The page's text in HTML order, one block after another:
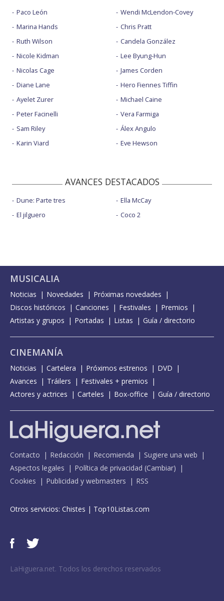
Paco León
Marina Hands
Ruth Wilson
Nicole Kidman
Nicolas Cage
Diane Lane
Ayelet Zurer
Peter Facinelli
Sam Riley
Karin Viard
Wendi McLendon-Covey
Chris Pratt
Candela González
Lee Byung-Hun
James Corden
Hero Fiennes Tiffin
Michael Caine
Vera Farmiga
Álex Angulo
Eve Hewson
AVANCES DESTACADOS
Dune: Parte tres
El jilguero
Ella McCay
Coco 2
MUSICALIA
Noticias Novedades
Próximas novedades
Discos históricos
Canciones Festivales
Premios
Artistas y grupos
Portadas Listas Guía / directorio
CINEMANÍA
Noticias Cartelera Próximos estrenos
DVD
Avances
Tráilers
Festivales + premios
Actores y actrices
Carteles Box-office Guía / directorio
Contacto Redacción Recomienda
Sugiere una web
Aspectos legales
Política de privacidad (Cambiar)
Cookies
Publicidad y webmasters RSS
Otros servicios: Chistes | Top10Listas.com
LaHiguera.net. Todos los derechos reservados